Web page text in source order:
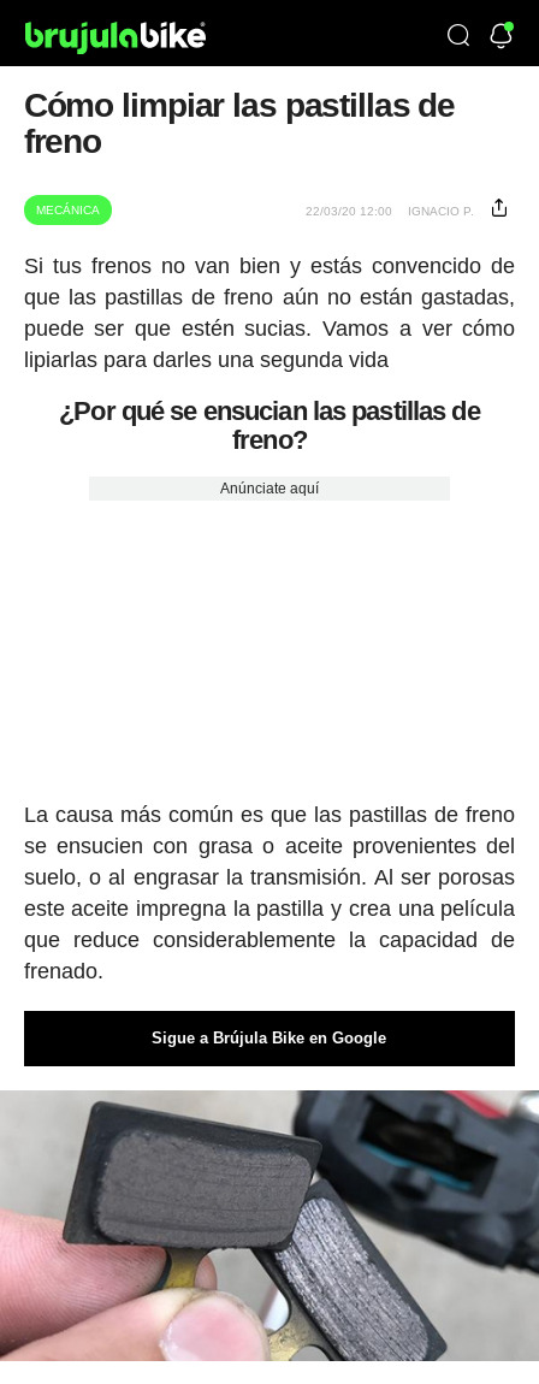
Cómo limpiar las pastillas de
freno
MECÁNICA 22/03/20 12:00 IGNACIO P.
Si tus frenos no van bien y estás convencido de
que las pastillas de freno aún no están gastadas,
puede ser que estén sucias. Vamos a ver cómo
lipiarlas para darles una segunda vida
¿Por qué se ensucian las pastillas de
freno?
Anúnciate aquí
La causa más común es que las pastillas de freno
se ensucien con grasa o aceite provenientes del
suelo, o al engrasar la transmisión. Al ser porosas
este aceite impregna la pastilla y crea una película
que reduce considerablemente la capacidad de
frenado.
Sigue a Brújula Bike en Google